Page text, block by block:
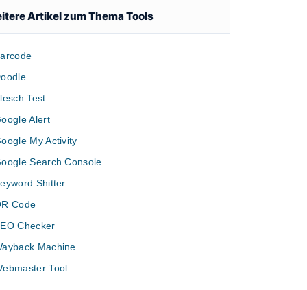
Artikel zum Thema Tools
Test
Alert
My Activity
Search Console
Shitter
Code
Checker
Machine
Tool